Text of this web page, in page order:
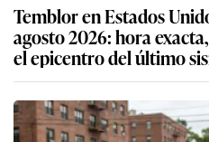
Temblor en Estados
agosto 2026: hora
el epicentro del último